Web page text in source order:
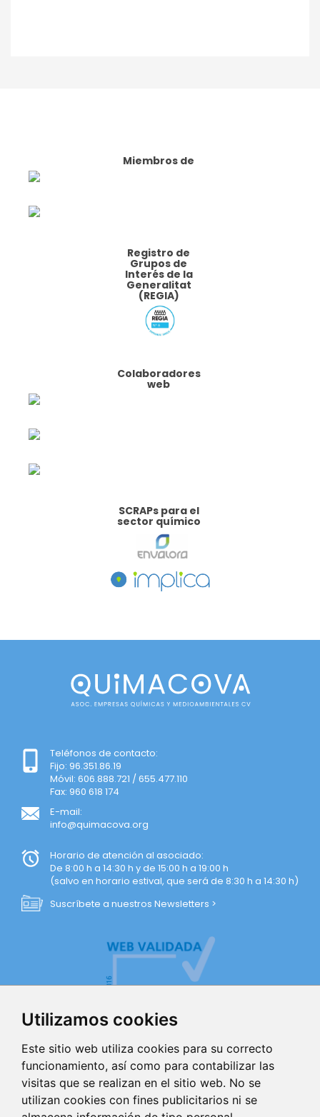
Utilizamos cookies
Este sitio web utiliza cookies para su correcto
funcionamiento, así como para contabilizar las
visitas que se realizan en el sitio web. No se
utilizan cookies con fines publicitarios ni se
Miembros de
Registro de
Grupos de
Interés de la
Generalitat
(REGIA)
Colaboradores
web
SCRAPs para el
sector químico
Teléfonos de contacto:
Fijo: 96.351.86.19
Móvil: 606.888.721 / 655.477.110
Fax: 960 618 174
E-mail:
info@quimacova.org
Horario de atención al asociado:
De 8:00 h a 14:30 h y de 15:00 h a 19:00 h
(salvo en horario estival, que será de 8:30 h a 14:30 h)
Suscríbete a nuestros Newsletters >
AVISO LEGAL